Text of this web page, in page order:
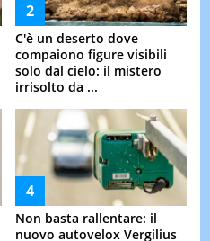
C'è un deserto dove
compaiono figure visibili
solo dal cielo: il mistero
irrisolto da ...
Non basta rallentare: il
nuovo autovelox Vergilius